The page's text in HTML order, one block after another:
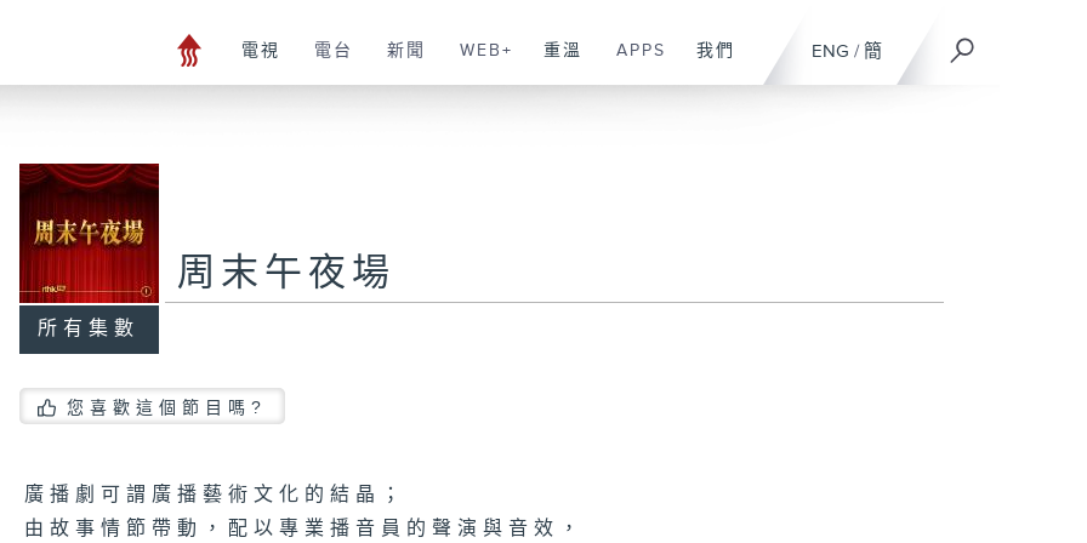
ENG / 簡
電視 電台 新聞 WEB+ 重溫 APPS 我們
所有集數
周末午夜場
您喜歡這個節目嗎?
廣播劇可謂廣播藝術文化的結晶；
由故事情節帶動，配以專業播音員的聲演與音效，